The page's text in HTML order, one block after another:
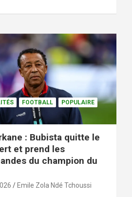
FOOTBALL
POPULAIRE
: Bubista quitte le
et prend les
du champion du
Emile Zola Ndé Tchoussi